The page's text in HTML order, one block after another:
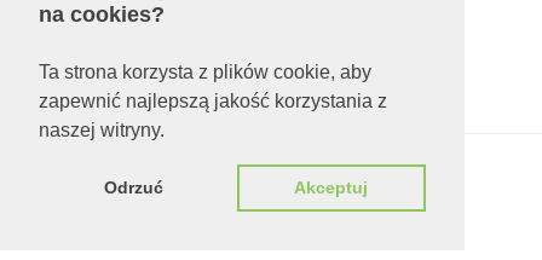
na cookies?
Ta strona korzysta z plików cookie, aby
zapewnić najlepszą jakość korzystania z
naszej witryny.
Odrzuć Akceptuj
Liczba odsłon:679619
Polityka prywatności
Dumnie wspierane przez